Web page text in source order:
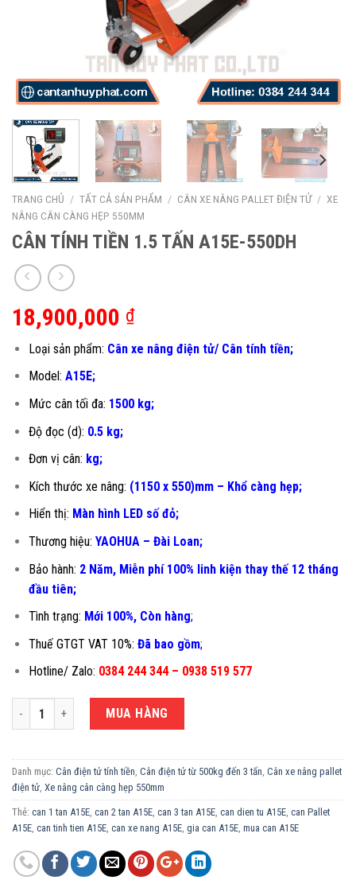
TRANG CHỦ / TẤT CẢ SẢN PHẨM / CÂN XE NÂNG PALLET ĐIỆN TỬ / XE
NÂNG CÂN CÀNG HẸP 550MM
CÂN TÍNH TIỀN 1.5 TẤN A15E-550DH
18,900,000 ₫
Loại sản phẩm: Cân xe nâng điện tử/ Cân tính tiền;
Model: A15E;
Mức cân tối đa: 1500 kg;
Độ đọc (d): 0.5 kg;
Đơn vị cân: kg;
Kích thước xe nâng: (1150 x 550)mm – Khổ càng hẹp;
Hiển thị: Màn hình LED số đỏ;
Thương hiệu: YAOHUA – Đài Loan;
Bảo hành: 2 Năm, Miễn phí 100% linh kiện thay thế 12 tháng
đầu tiên;
Tình trạng: Mới 100%, Còn hàng;
Thuế GTGT VAT 10%: Đã bao gồm;
Hotline/ Zalo: 0384 244 344 – 0938 519 577
CÂN TÍNH TIỀN 1.5 TẤN A15E-550DH số lượng
MUA HÀNG
Danh mục: Cân điện tử tính tiền, Cân điện tử từ 500kg đến 3 tấn, Cân xe nâng pallet
điện tử, Xe nâng cân càng hẹp 550mm
Thẻ: can 1 tan A15E, can 2 tan A15E, can 3 tan A15E, can dien tu A15E, can Pallet
A15E, can tinh tien A15E, can xe nang A15E, gia can A15E, mua can A15E